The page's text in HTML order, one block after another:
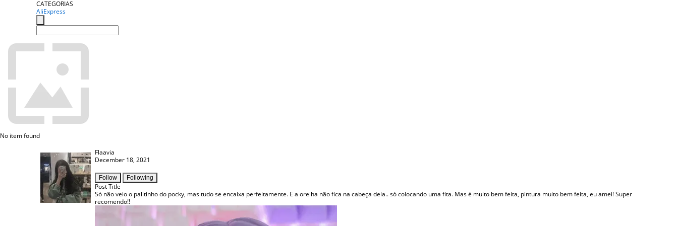
CATEGORIAS
AliExpress
No item found
Flaavia
December 18, 2021
Follow Following
Post Title
Só não veio o palitinho do pocky, mas tudo se encaixa perfeitamente. E a orelha não fica na cabeça dela.. só colocando uma fita. Mas é muito bem feita, pintura muito bem feita, eu amei! Super
recomendo!!